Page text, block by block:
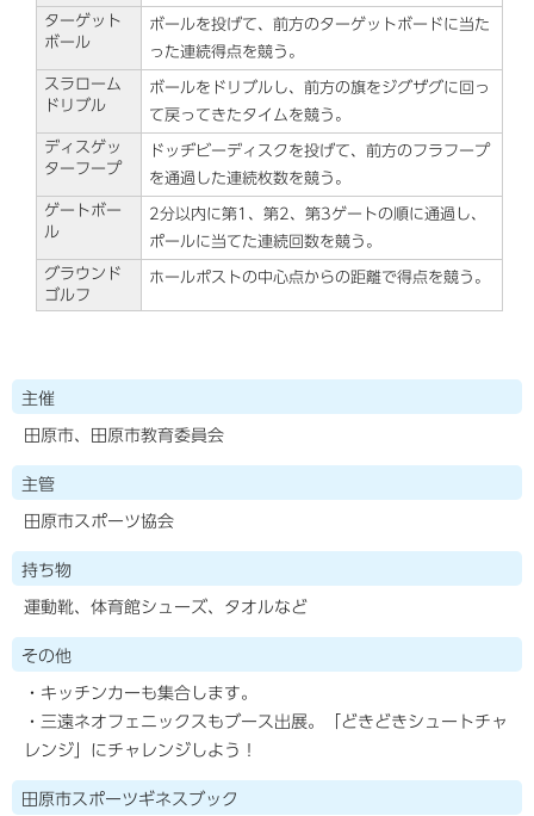
ターゲット
ボール
ボールを投げて、前方のターゲットボードに当た
った連続得点を競う。
スラローム
ドリブル
ボールをドリブルし、前方の旗をジグザグに回っ
て戻ってきたタイムを競う。
ディスゲッ
ターフープ
ドッヂビーディスクを投げて、前方のフラフープ
を通過した連続枚数を競う。
ゲートボー
ル
2分以内に第1、第2、第3ゲートの順に通過し、
ポールに当てた連続回数を競う。
グラウンド
ゴルフ
ホールポストの中心点からの距離で得点を競う。
主催
田原市、田原市教育委員会
主管
田原市スポーツ協会
持ち物
運動靴、体育館シューズ、タオルなど
その他
・キッチンカーも集合します。
・三遠ネオフェニックスもブース出展。「どきどきシュートチャ
レンジ」にチャレンジしよう！
田原市スポーツギネスブック